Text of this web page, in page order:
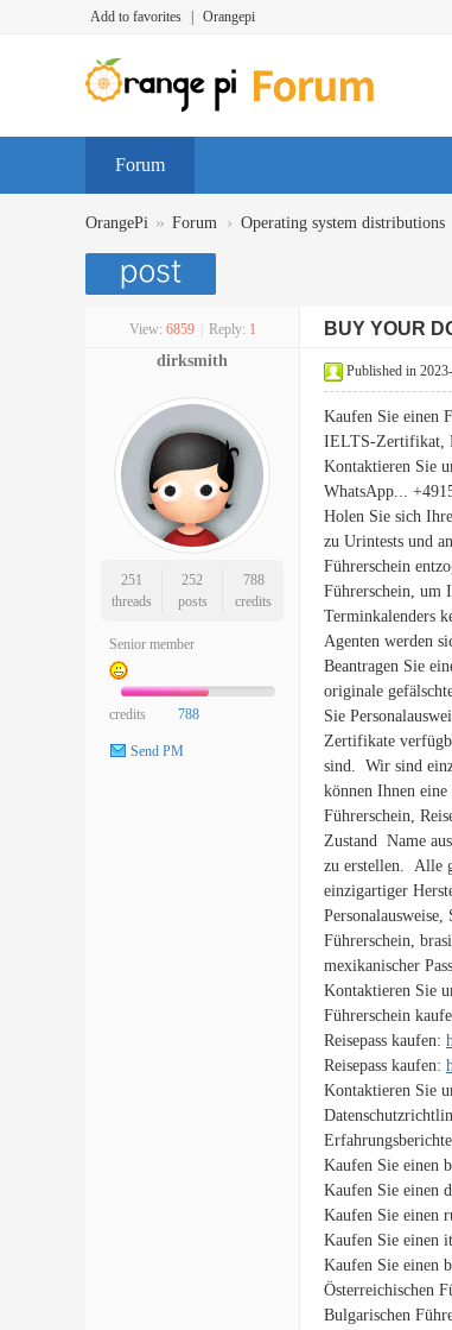
Add to favorites Orangepi
Forum
OrangePi » Forum › Operating system distributions
View: 6859 Reply: 1 BUY YOUR
dirksmith
251
threads
252
posts
788
credits
Senior member
credits 788
Send PM
Published in
Kaufen Sie einen
IELTS-Zertifikat,
Kontaktieren Sie
WhatsApp...
Holen Sie sich
zu Urintests und
Führerschein
Führerschein, um
Terminkalenders
Agenten werden
Beantragen Sie
originale
Sie
Zertifikate
sind. Wir sind
können Ihnen
Führerschein,
Zustand Name
zu erstellen. Alle
einzigartiger
Führerschein,
mexikanischer
Kontaktieren Sie
Führerschein
Reisepass kaufen:
Reisepass kaufen:
Kontaktieren Sie
Kaufen Sie einen
Kaufen Sie einen
Kaufen Sie einen
Kaufen Sie einen
Kaufen Sie einen
Österreichischen
Bulgarischen